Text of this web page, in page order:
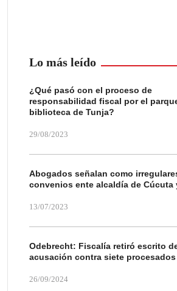
Lo más leído
¿Qué pasó con el proceso de
responsabilidad fiscal por el
biblioteca de Tunja?
29/08/2023
Abogados señalan como
convenios ente alcaldía de Cúcuta
13/07/2023
Odebrecht: Fiscalía retiró escrito
acusación contra siete procesados
26/09/2024